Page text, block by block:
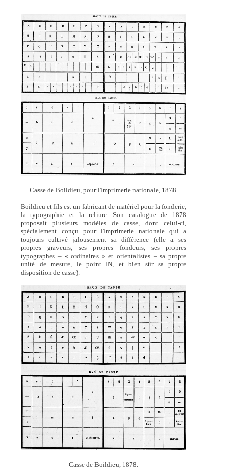
Casse de Boildieu, pour l'Imprimerie nationale, 1878.
Boildieu et fils est un fabricant de matériel pour la fonderie,
la typographie et la reliure. Son catalogue de 1878
proposait plusieurs modèles de casse, dont celui-ci,
spécialement conçu pour l'Imprimerie nationale qui a
toujours cultivé jalousement sa différence (elle a ses
propres graveurs, ses propres fondeurs, ses propres
typographes – « ordinaires » et orientalistes – sa propre
unité de mesure, le point IN, et bien sûr sa propre
disposition de casse).
Casse de Boildieu, 1878.